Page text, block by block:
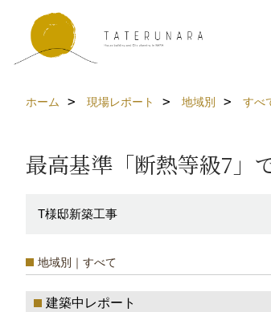
ホーム 現場レポート 地域別 すべ
最高基準「断熱等級7」
T様邸新築工事
地域別｜すべて
建築中レポート